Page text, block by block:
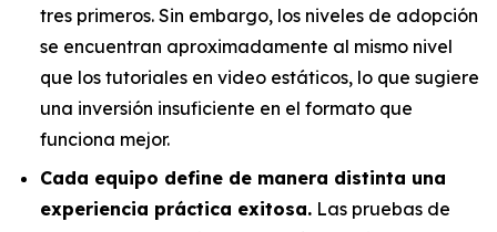
tres primeros. Sin embargo, los niveles de adopción
se encuentran aproximadamente al mismo nivel
que los tutoriales en video estáticos, lo que sugiere
una inversión insuficiente en el formato que
funciona mejor.
Cada equipo define de manera distinta una
experiencia práctica exitosa. Las pruebas de